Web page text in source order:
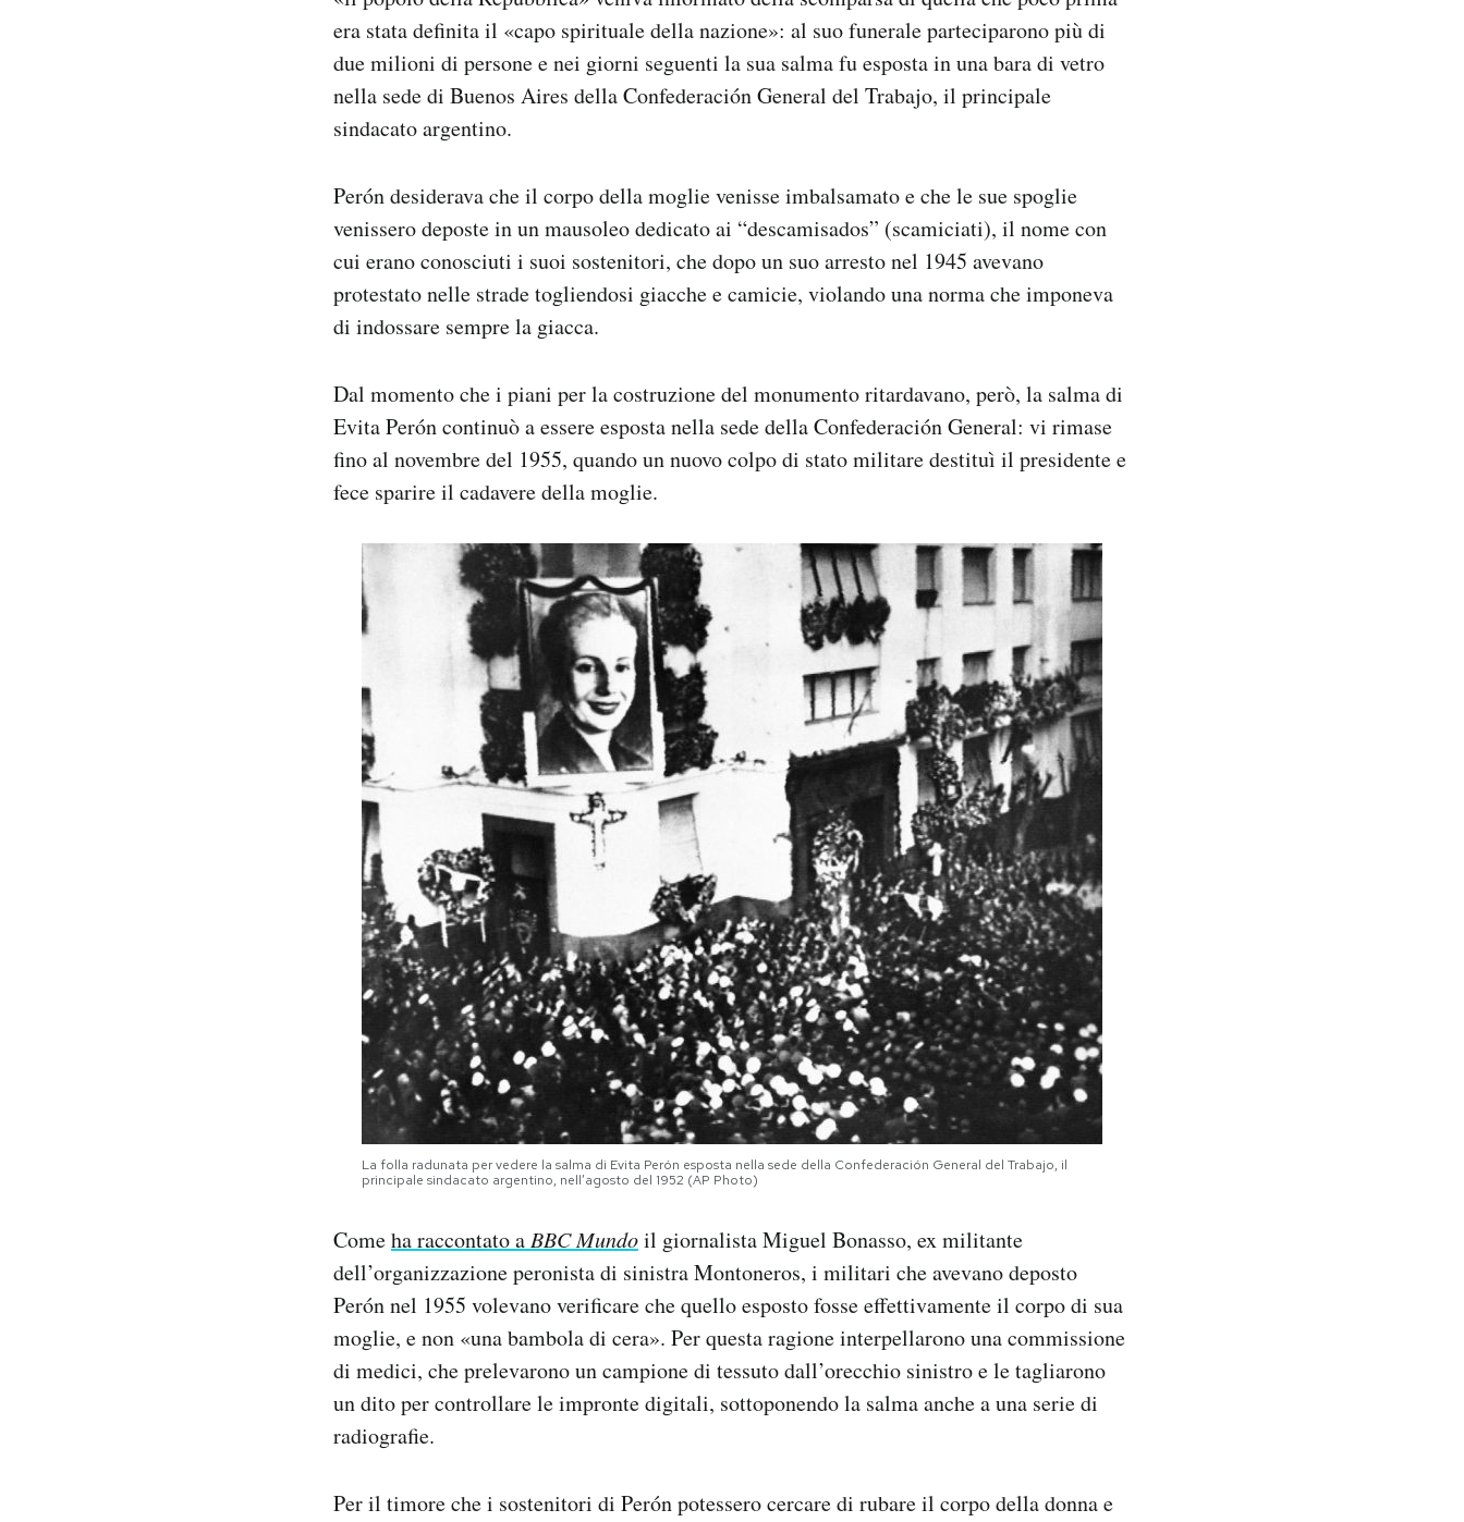
era stata definita il «capo spirituale della nazione»: al suo funerale parteciparono più di
due milioni di persone e nei giorni seguenti la sua salma fu esposta in una bara di vetro
nella sede di Buenos Aires della Confederación General del Trabajo, il principale
sindacato argentino.
Perón desiderava che il corpo della moglie venisse imbalsamato e che le sue spoglie
venissero deposte in un mausoleo dedicato ai “descamisados” (scamiciati), il nome con
cui erano conosciuti i suoi sostenitori, che dopo un suo arresto nel 1945 avevano
protestato nelle strade togliendosi giacche e camicie, violando una norma che imponeva
di indossare sempre la giacca.
Dal momento che i piani per la costruzione del monumento ritardavano, però, la salma di
Evita Perón continuò a essere esposta nella sede della Confederación General: vi rimase
fino al novembre del 1955, quando un nuovo colpo di stato militare destituì il presidente e
fece sparire il cadavere della moglie.
La folla radunata per vedere la salma di Evita Perón esposta nella sede della Confederación General del Trabajo, il
principale sindacato argentino, nell’agosto del 1952 (AP Photo)
Comeha raccontato aBBC Mundoil giornalista Miguel Bonasso, ex militante
dell’organizzazione peronista di sinistra Montoneros, i militari che avevano deposto
Perón nel 1955 volevano verificare che quello esposto fosse effettivamente il corpo di sua
moglie, e non «una bambola di cera». Per questa ragione interpellarono una commissione
di medici, che prelevarono un campione di tessuto dall’orecchio sinistro e le tagliarono
un dito per controllare le impronte digitali, sottoponendo la salma anche a una serie di
radiografie.
Per il timore che i sostenitori di Perón potessero cercare di rubare il corpo della donna e